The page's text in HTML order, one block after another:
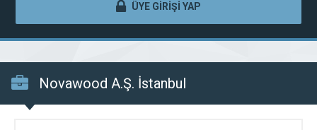
ÜYE GİRİŞİ YAP
Novawood A.Ş. İstanbul